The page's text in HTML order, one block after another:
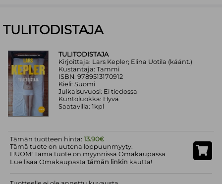
TULITODISTAJA
TULITODISTAJA
Kirjoittaja: Lars Kepler; Elina Uotila (käänt.)
Kustantaja: Tammi
ISBN: 9789513170912
Kieli: Suomi
Julkaisuvuosi: Ei tiedossa
Kuntoluokka: Hyvä
Saatavilla: 1kpl
Tämän tuotteen hinta:13.90€
Tämä tuote on uutena loppuunmyyty.
HUOM! Tämä tuote on myynnissä Omakaupassa
Lue lisää Omakaupastatämän linkin kautta!